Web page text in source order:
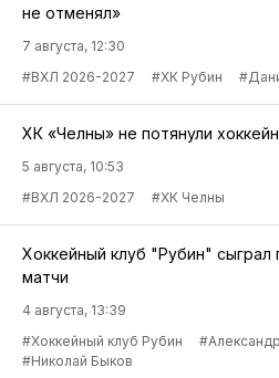
не отменял»
7 августа, 12:30
#ВХЛ 2026-2027
#ХК Рубин
ХК «Челны» не потянули
5 августа, 10:53
#ВХЛ 2026-2027
#ХК Челны
Хоккейный клуб "Рубин"
матчи
4 августа, 13:39
#Хоккейный клуб Рубин
#Николай Быков